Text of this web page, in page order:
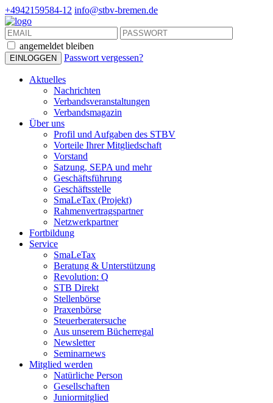
+4942159584-12 info@stbv-bremen.de
angemeldet bleiben
Passwort vergessen?
Aktuelles
Nachrichten
Verbandsveranstaltungen
Verbandsmagazin
Über uns
Profil und Aufgaben des STBV
Vorteile Ihrer Mitgliedschaft
Vorstand
Satzung, SEPA und mehr
Geschäftsführung
Geschäftsstelle
SmaLeTax (Projekt)
Rahmenvertragspartner
Netzwerkpartner
Fortbildung
Service
SmaLeTax
Beratung & Unterstützung
Revolution: Q
STB Direkt
Stellenbörse
Praxenbörse
Steuerberatersuche
Aus unserem Bücherregal
Newsletter
Seminarnews
Mitglied werden
Natürliche Person
Gesellschaften
Juniormitglied